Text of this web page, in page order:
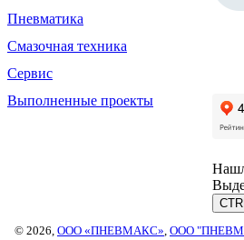
Пневматика
Смазочная техника
Сервис
Выполненные проекты
© 2026, ООО «ПНЕВМАКС», ООО